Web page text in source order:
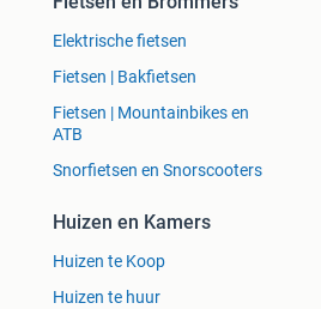
Elektrische fietsen
Fietsen | Bakfietsen
Fietsen | Mountainbikes en
ATB
Snorfietsen en Snorscooters
Huizen en Kamers
Huizen te Koop
Huizen te huur